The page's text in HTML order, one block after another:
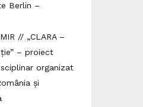
Berlin –
// „CLARA –
– proiect
organizat
și